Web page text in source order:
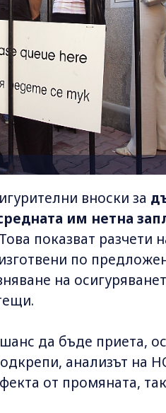
вноски за
им нетна
показват разчети
по
на
да бъде приета,
анализът на
от промяната,